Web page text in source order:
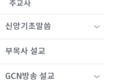
주교사
신앙기초말씀
부목사 설교
GCN방송 설교